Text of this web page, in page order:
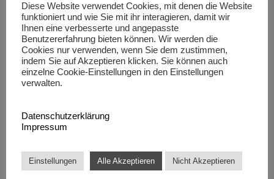
Werbetechnik
Interior Design
Fotografie
Event-Organisation
Kreativworkshop
Diese Website verwendet Cookies, mit denen die Website
funktioniert und wie Sie mit ihr interagieren, damit wir
Ihnen eine verbesserte und angepasste
Benutzererfahrung bieten können. Wir werden die
Cookies nur verwenden, wenn Sie dem zustimmen,
indem Sie auf Akzeptieren klicken. Sie können auch
einzelne Cookie-Einstellungen in den Einstellungen
verwalten.
Datenschutzerklärung
Impressum
Einstellungen Alle Akzeptieren Nicht Akzeptieren